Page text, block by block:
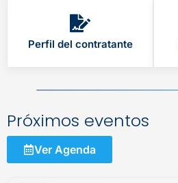
Perfil del contratante
Próximos eventos
Ver Agenda